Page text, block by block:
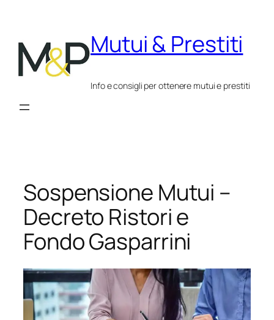
contenuto
Mutui & Prestiti
Info e consigli per ottenere mutui e prestiti
Sospensione Mutui –
Decreto Ristori e
Fondo Gasparrini